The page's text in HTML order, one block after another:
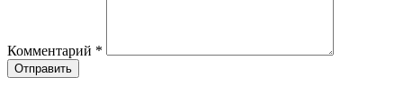
Комментарий *
Отправить